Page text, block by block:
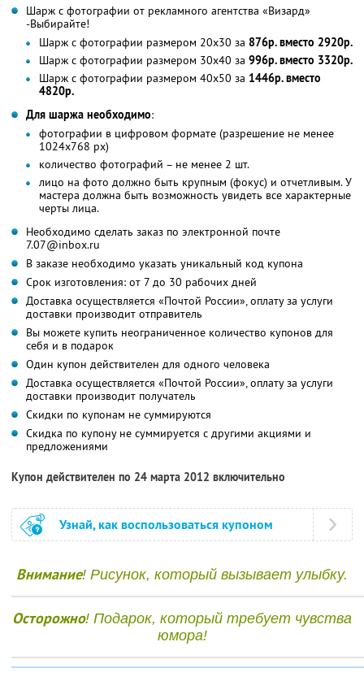
Шарж с фотографии от рекламного агентства «Визард»
-Выбирайте!
Шарж с фотографии размером 20х30 за 876р. вместо 2920р.
Шарж с фотографии размером 30х40 за 996р. вместо 3320р.
Шарж с фотографии размером 40х50 за 1446р. вместо
4820р.
Для шаржа необходимо:
фотографии в цифровом формате (разрешение не менее
1024x768 px)
количество фотографий – не менее 2 шт.
лицо на фото должно быть крупным (фокус) и отчетливым. У
мастера должна быть возможность увидеть все характерные
черты лица.
Необходимо сделать заказ по электронной почте
7.07@inbox.ru
В заказе необходимо указать уникальный код купона
Срок изготовления: от 7 до 30 рабочих дней
Доставка осуществляется «Почтой России», оплату за услуги
доставки производит отправитель
Вы можете купить неограниченное количество купонов для
себя и в подарок
Один купон действителен для одного человека
Доставка осуществляется «Почтой России», оплату за услуги
доставки производит получатель
Скидки по купонам не суммируются
Скидка по купону не суммируется с другими акциями и
предложениями
Купон действителен по 24 марта 2012 включительно
Узнай, как воспользоваться купоном
Внимание! Рисунок, который вызывает улыбку.
Осторожно! Подарок, который требует чувства
юмора!